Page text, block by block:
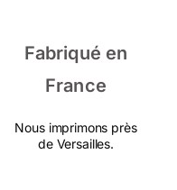
Fabriqué en
France
Nous imprimons près
de Versailles.